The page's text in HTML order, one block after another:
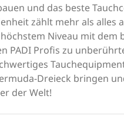
und das beste
zählt mehr als alles
Niveau mit dem
PADI Profis zu
Dreieck bringen
der Welt!